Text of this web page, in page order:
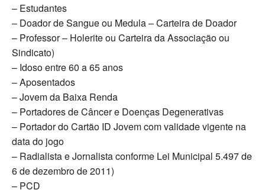
– Estudantes
– Doador de Sangue ou Medula – Carteira de Doador
– Professor – Holerite ou Carteira da Associação ou
Sindicato)
– Idoso entre 60 a 65 anos
– Aposentados
– Jovem da Baixa Renda
– Portadores de Câncer e Doenças Degenerativas
– Portador do Cartão ID Jovem com validade vigente na
data do jogo
– Radialista e Jornalista conforme Lei Municipal 5.497 de
6 de dezembro de 2011)
– PCD